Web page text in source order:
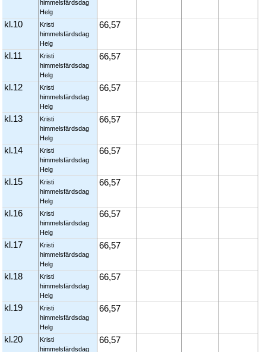
himmelsfärdsdag
Helg
kl.10
Kristi
himmelsfärdsdag
Helg
66,57
kl.11
Kristi
himmelsfärdsdag
Helg
66,57
kl.12
Kristi
himmelsfärdsdag
Helg
66,57
kl.13
Kristi
himmelsfärdsdag
Helg
66,57
kl.14
Kristi
himmelsfärdsdag
Helg
66,57
kl.15
Kristi
himmelsfärdsdag
Helg
66,57
kl.16
Kristi
himmelsfärdsdag
Helg
66,57
kl.17
Kristi
himmelsfärdsdag
Helg
66,57
kl.18
Kristi
himmelsfärdsdag
Helg
66,57
kl.19
Kristi
himmelsfärdsdag
Helg
66,57
kl.20
Kristi
himmelsfärdsdag
66,57